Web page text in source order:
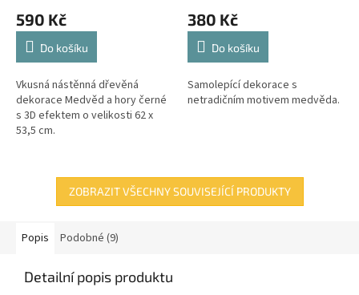
590 Kč
Do košíku
Vkusná nástěnná dřevěná
dekorace Medvěd a hory černé
s 3D efektem o velikosti 62 x
53,5 cm.
380 Kč
Do košíku
Samolepící dekorace s
netradičním motivem medvěda.
ZOBRAZIT VŠECHNY SOUVISEJÍCÍ PRODUKTY
Popis Podobné (9)
Detailní popis produktu